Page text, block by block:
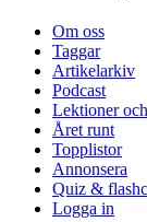
Om oss
Taggar
Artikelarkiv
Podcast
Lektioner
Året runt
Topplistor
Annonsera
Quiz &
Logga in